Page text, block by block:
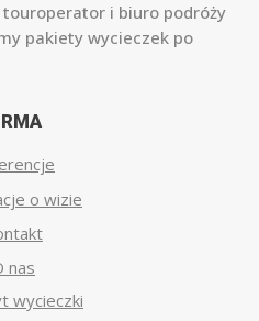
touroperator i biuro podróży
pakiety wycieczek po
o wizie
nas
wycieczki